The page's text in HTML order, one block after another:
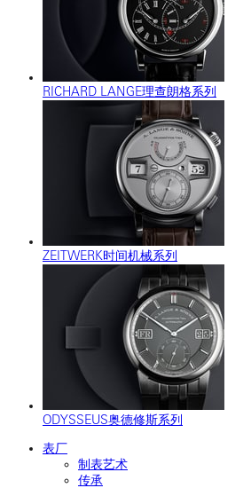
RICHARD LANGE理查朗格系列
ZEITWERK时间机械系列
ODYSSEUS奥德修斯系列
表厂
制表艺术
传承